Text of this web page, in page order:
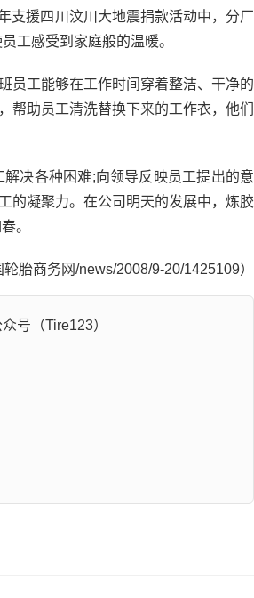
支援四川汶川大地震捐款活动中，分厂
工感受到家庭般的温暖。
工能够在工作时间穿着整洁、干净的
帮助员工清洗替换下来的工作衣，他们
决各种困难;向领导反映员工提出的意
的凝聚力。在公司明天的发展中，炼胶
。
轮胎商务网/news/2008/9-20/1425109）
号（Tire123）